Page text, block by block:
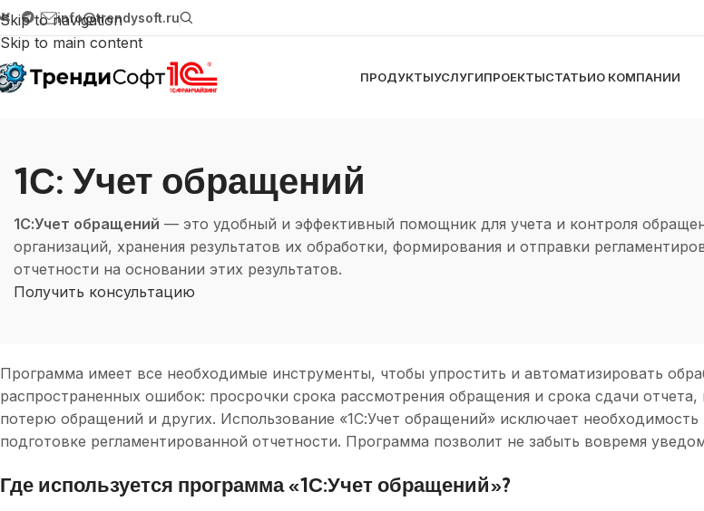
Skip to navigation
Skip to main content
info@trendysoft.ru
ПРОДУКТЫУСЛУГИПРОЕКТЫСТАТЬИО КОМПАНИИ
1С: Учет обращений
1С:Учет обращений — это удобный и эффективный помощник для учета и контроля
организаций, хранения результатов их обработки, формирования и отправки
отчетности на основании этих результатов.
Получить консультацию
Программа имеет все необходимые инструменты, чтобы упростить и автоматизировать
распространенных ошибок: просрочки срока рассмотрения обращения и срока сдачи
потерю обращений и других. Использование «1С:Учет обращений» исключает
подготовке регламентированной отчетности. Программа позволит не забыть вовремя
Где используется программа «1С:Учет обращений»?